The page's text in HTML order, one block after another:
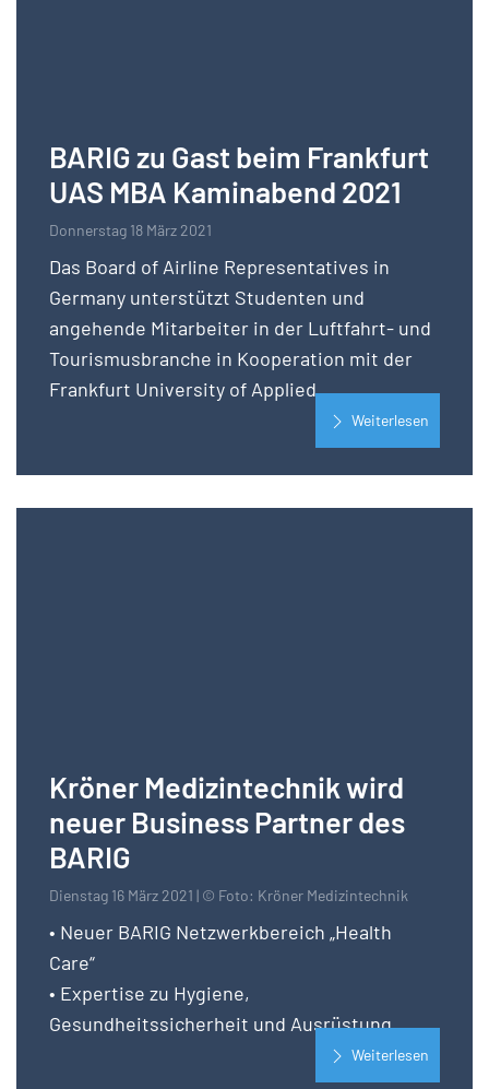
BARIG zu Gast beim Frankfurt
UAS MBA Kaminabend 2021
Donnerstag 18 März 2021
Das Board of Airline Representatives in
Germany unterstützt Studenten und
angehende Mitarbeiter in der Luftfahrt- und
Tourismusbranche in Kooperation mit der
Frankfurt University of Applied...
Weiterlesen
Kröner Medizintechnik wird
neuer Business Partner des
BARIG
Dienstag 16 März 2021 | © Foto: Kröner Medizintechnik
• Neuer BARIG Netzwerkbereich „Health
Care“
• Expertise zu Hygiene,
Gesundheitssicherheit und Ausrüstung
Weiterlesen